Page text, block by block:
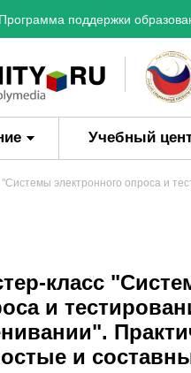
Программа поддержки
Учебный
электронного опроса и
класс
и
и